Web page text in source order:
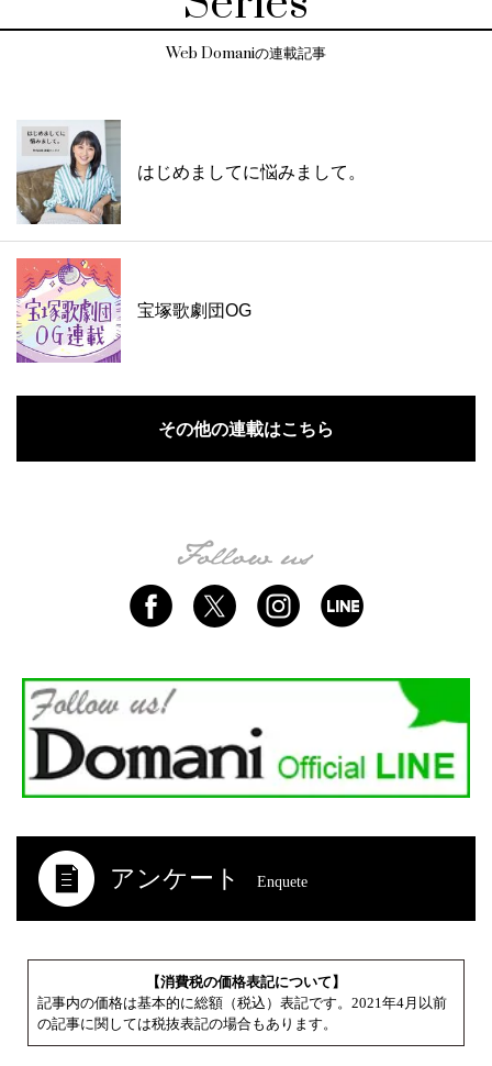
Web Domaniの連載記事
はじめましてに悩みまして。
宝塚歌劇団OG
その他の連載はこちら
アンケート Enquete
【消費税の価格表記について】
記事内の価格は基本的に総額（税込）表記です。2021年4月以前
の記事に関しては税抜表記の場合もあります。